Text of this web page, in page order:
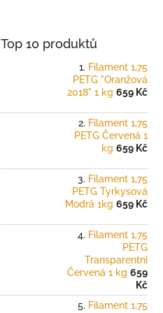
Top 10 produktů
Filament 1,75
PETG "Oranžová
2018" 1 kg 659 Kč
Filament 1,75
PETG Červená 1
kg 659 Kč
Filament 1,75
PETG Tyrkysová
Modrá 1kg 659 Kč
Filament 1,75
PETG
Transparentní
Červená 1 kg 659
Kč
Filament 1,75